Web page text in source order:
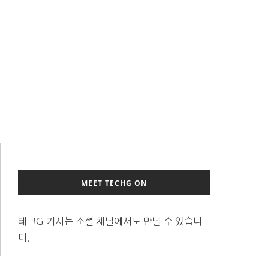
MEET TECHG ON
테크G 기사는 소셜 채널에서도 만날 수 있습니
다.